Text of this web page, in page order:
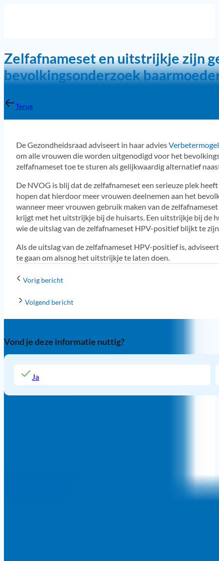
Zelfafnameset en uitstrijkje zijn
bevolkingsonderzoek
Terug
De Gezondheidsraad adviseert in haar advies
om alle vrouwen die worden uitgenodigd voor het
zelfafnameset toe te sturen als gelijkwaardig alternatief
De NVOG is blij dat de zelfafnameset een serieuze plek
hopen dat hierdoor meer vrouwen deelnemen aan het
wanneer meer vrouwen gebruik maken van de
krijgt met het uitstrijkje bij de huisarts. Een uitstrijkje bij de
wie de uitslag van de zelfafnameset HPV-positief blijkt te
Als de uitslag van de zelfafnameset HPV-positief is,
te gaan om alsnog het uitstrijkje te laten doen.
Vorig bericht
Volgend bericht
Vond je deze informatie nuttig?
Ja